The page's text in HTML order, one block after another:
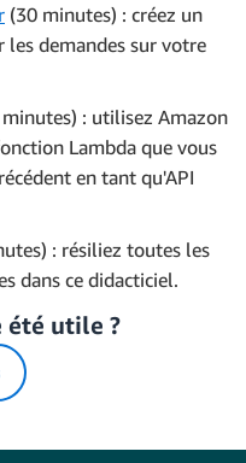
(30 minutes) : créez un
les demandes sur votre
: utilisez Amazon
Lambda que vous
en tant qu'API
: résiliez toutes les
dans ce didacticiel.
été utile ?